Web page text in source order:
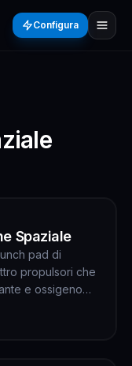
Configura
Spaziale
pad di
propulsori che
e ossigeno